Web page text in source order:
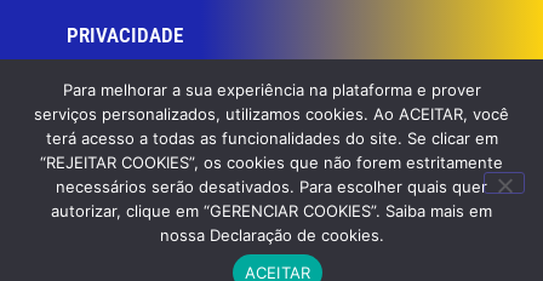
PRIVACIDADE
Políticas de privacidade
Termos de uso
© 2023 RBN 94,3 FM. Todos os direitos reservados. Desenvolvidopor
GB Dev – Agência de Websites
Para melhorar a sua experiência na plataforma e prover
serviços personalizados, utilizamos cookies. Ao ACEITAR, você
terá acesso a todas as funcionalidades do site. Se clicar em
“REJEITAR COOKIES”, os cookies que não forem estritamente
necessários serão desativados. Para escolher quais quer
autorizar, clique em “GERENCIAR COOKIES”. Saiba mais em
nossa Declaração de cookies.
ACEITAR